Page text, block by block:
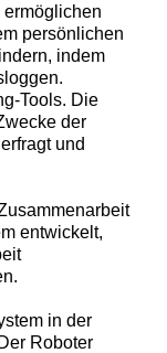
ermöglichen
persönlichen
indem
Tools. Die
der
und
entwickelt,
in der
Roboter